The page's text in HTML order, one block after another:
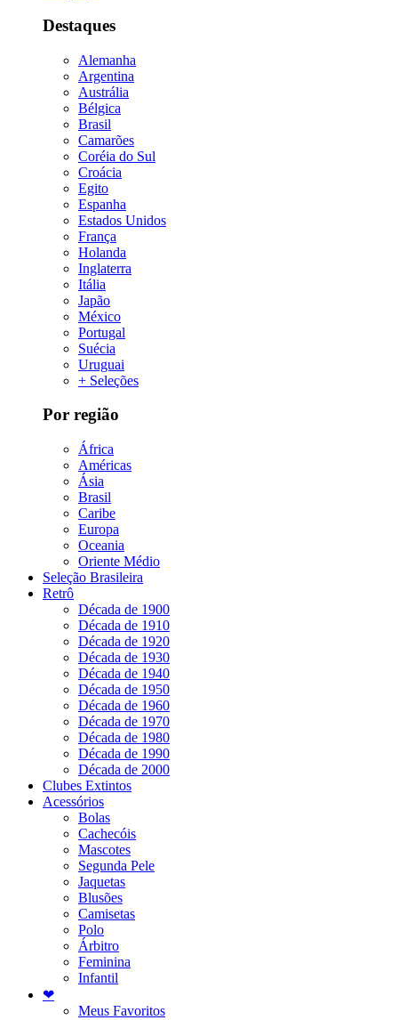
Destaques
Alemanha
Argentina
Austrália
Bélgica
Brasil
Camarões
Coréia do Sul
Croácia
Egito
Espanha
Estados Unidos
França
Holanda
Inglaterra
Itália
Japão
México
Portugal
Suécia
Uruguai
+ Seleções
Por região
África
Américas
Ásia
Brasil
Caribe
Europa
Oceania
Oriente Médio
Seleção Brasileira
Retrô
Década de 1900
Década de 1910
Década de 1920
Década de 1930
Década de 1940
Década de 1950
Década de 1960
Década de 1970
Década de 1980
Década de 1990
Década de 2000
Clubes Extintos
Acessórios
Bolas
Cachecóis
Mascotes
Segunda Pele
Jaquetas
Blusões
Camisetas
Polo
Árbitro
Feminina
Infantil
❤
Meus Favoritos